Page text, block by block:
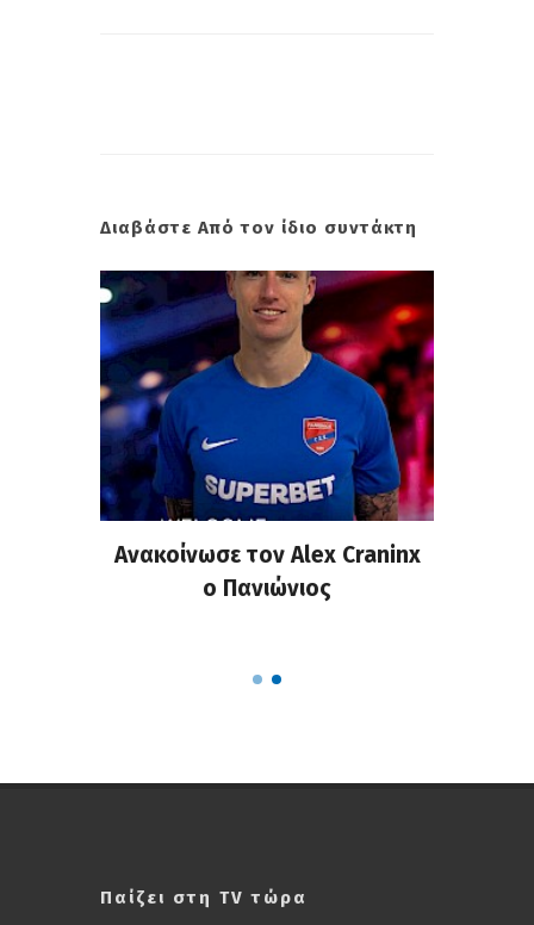
Διαβάστε Από τον ίδιο συντάκτη
Ανακοίνωσε τον Alex Craninx
ο Πανιώνιος
Παίζει στη TV τώρα